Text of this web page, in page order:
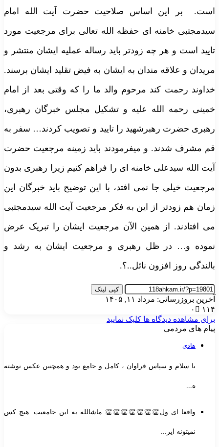
است. بر این اساس صلاحیت حضرت آیت الله امام
سیدمجتبی خامنه ای حفظه الله تعالی برای مرجعیت مورد
تایید است و هر چه زودتر باید رساله عملیه ایشان منتشر و
مریدان و علاقه مندان به ایشان به فیض تقلید ایشان برسند.
خداوند رحمت کند مرحوم والد ما را که وقتی بعد از امام
خمینی رحمه الله علیه و تشکیل مجلس خبرگان رهبری،
رهبری حضرت رهبرشهید را تایید و تصویب کردند… سفر به
قم مشرف شدند. و میفرمودند باید زمینه مرجعیت حضرت
آیت الله سیدعلی خامنه ای را فراهم کنیم زیرا رهبری بدون
مرجعیت خیلی جا نمی افتد، با این توضیح باید خبرگان این
زمان هم زودتر از این به فکر مرجعیت آیت الله سیدمجتبی
می افتادند. از همین الآن مرجعیت ایشان را تبریک عرض
نموده و… در ظل رهبری و مرجعیت ایشان به رشد و
بالندگی روز افزون نائل..؟.
کپی لینک
آخرین بروزرسانی: مرداد ۱۱, ۱۴۰۵
۰
۱۱۴
برای مشاهده دیدگاه ها کلیک نمایید
پیام های مردمی
هادی
با سلام و سپاس فراوان ، کامل و جامع بود و همچنین عکس نوشته
ه...
واقعا ای ول👏👏👏👏👏👏👏 ماشالله به این جامعیت. هیچ کس
نمیتونه ایر...